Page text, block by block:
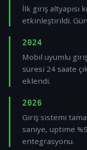
İlk giriş altyapısı
etkinleştirildi.
2024
Mobil uyumlu giriş
süresi 24 saate
eklendi.
2026
Giriş sistemi
saniye, uptime
entegrasyonu.